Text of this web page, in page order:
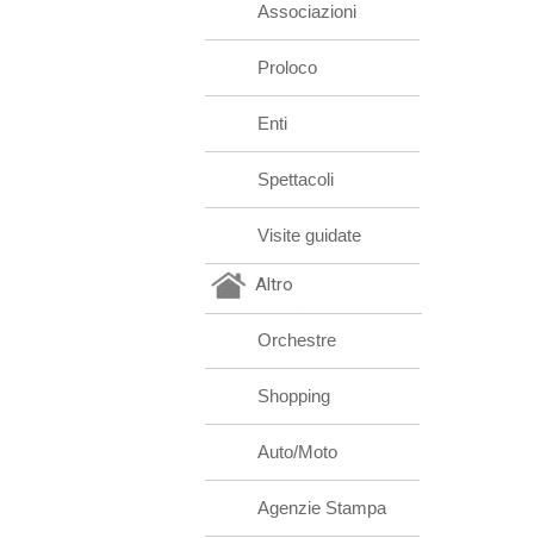
Associazioni
Proloco
Enti
Spettacoli
Visite guidate
Altro
Orchestre
Shopping
Auto/Moto
Agenzie Stampa